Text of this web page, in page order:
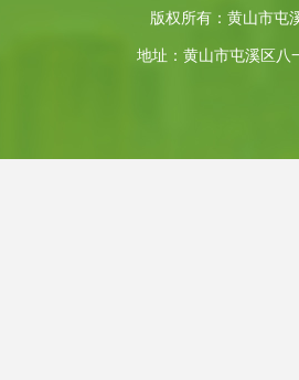
版权所有：黄山市
地址：黄山市屯溪区八